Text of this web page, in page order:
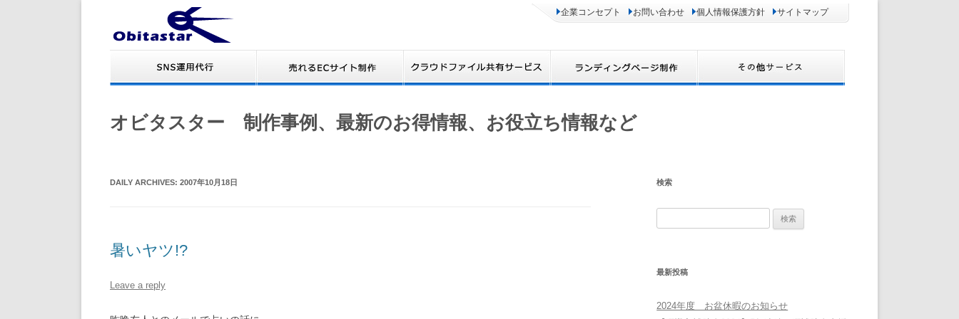
企業コンセプト お問い合わせ 個人情報保護方針 サイトマップ
オビタスター 制作事例、最新のお得情報、お役立ち情報など
DAILY ARCHIVES: 2007年10月18日
暑いヤツ!?
Leave a reply
検索
最新投稿
2024年度 お盆休暇のお知らせ